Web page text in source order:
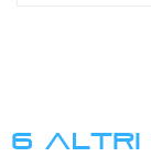
6 ALTRI